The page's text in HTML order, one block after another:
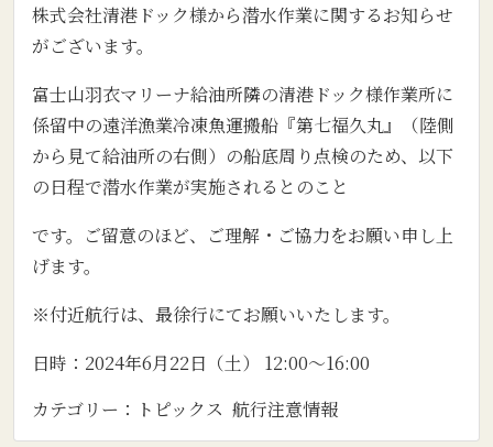
株式会社清港ドック様から潜水作業に関するお知らせ
がございます。
富士山羽衣マリーナ給油所隣の清港ドック様作業所に
係留中の遠洋漁業冷凍魚運搬船『第七福久丸』（陸側
から見て給油所の右側）の船底周り点検のため、以下
の日程で潜水作業が実施されるとのこと
です。ご留意のほど、ご理解・ご協力をお願い申し上
げます。
※付近航行は、最徐行にてお願いいたします。
日時：2024年6月22日（土） 12:00～16:00
カテゴリー： トピックス 航行注意情報